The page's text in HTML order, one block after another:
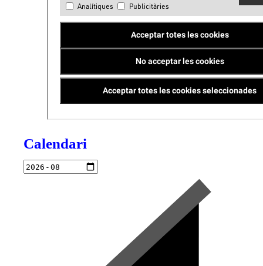
Calendari